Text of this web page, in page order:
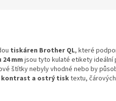
tiskáren Brother QL, které
mm jsou tyto kulaté etikety ideální
štítky nebyly vhodné nebo by
kontrast a ostrý tisktextu,